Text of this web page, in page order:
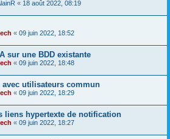
« 18 août 2022, 08:19
« 09 juin 2022, 18:52
sur une BDD existante
« 09 juin 2022, 18:48
avec utilisateurs commun
« 09 juin 2022, 18:29
liens hypertexte de notification
« 09 juin 2022, 18:27